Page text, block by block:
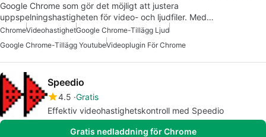
Google Chrome som gör det möjligt att justera
uppspelningshastigheten för video- och ljudfiler. Med…
ChromeVideohastighetGoogle Chrome-Tillägg Ljud
Google Chrome-Tillägg YoutubeVideoplugin För Chrome
Speedio
4.5 Gratis
Effektiv videohastighetskontroll med Speedio
Gratis nedladdning för Chrome